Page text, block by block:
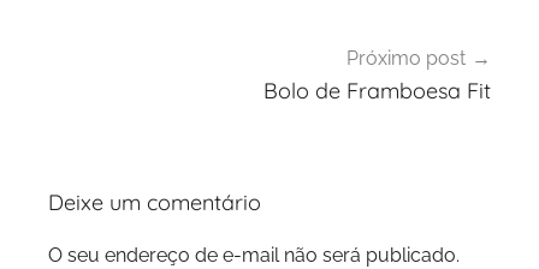
Próximo post
Bolo de Framboesa Fit
Deixe um comentário
O seu endereço de e-mail não será publicado.